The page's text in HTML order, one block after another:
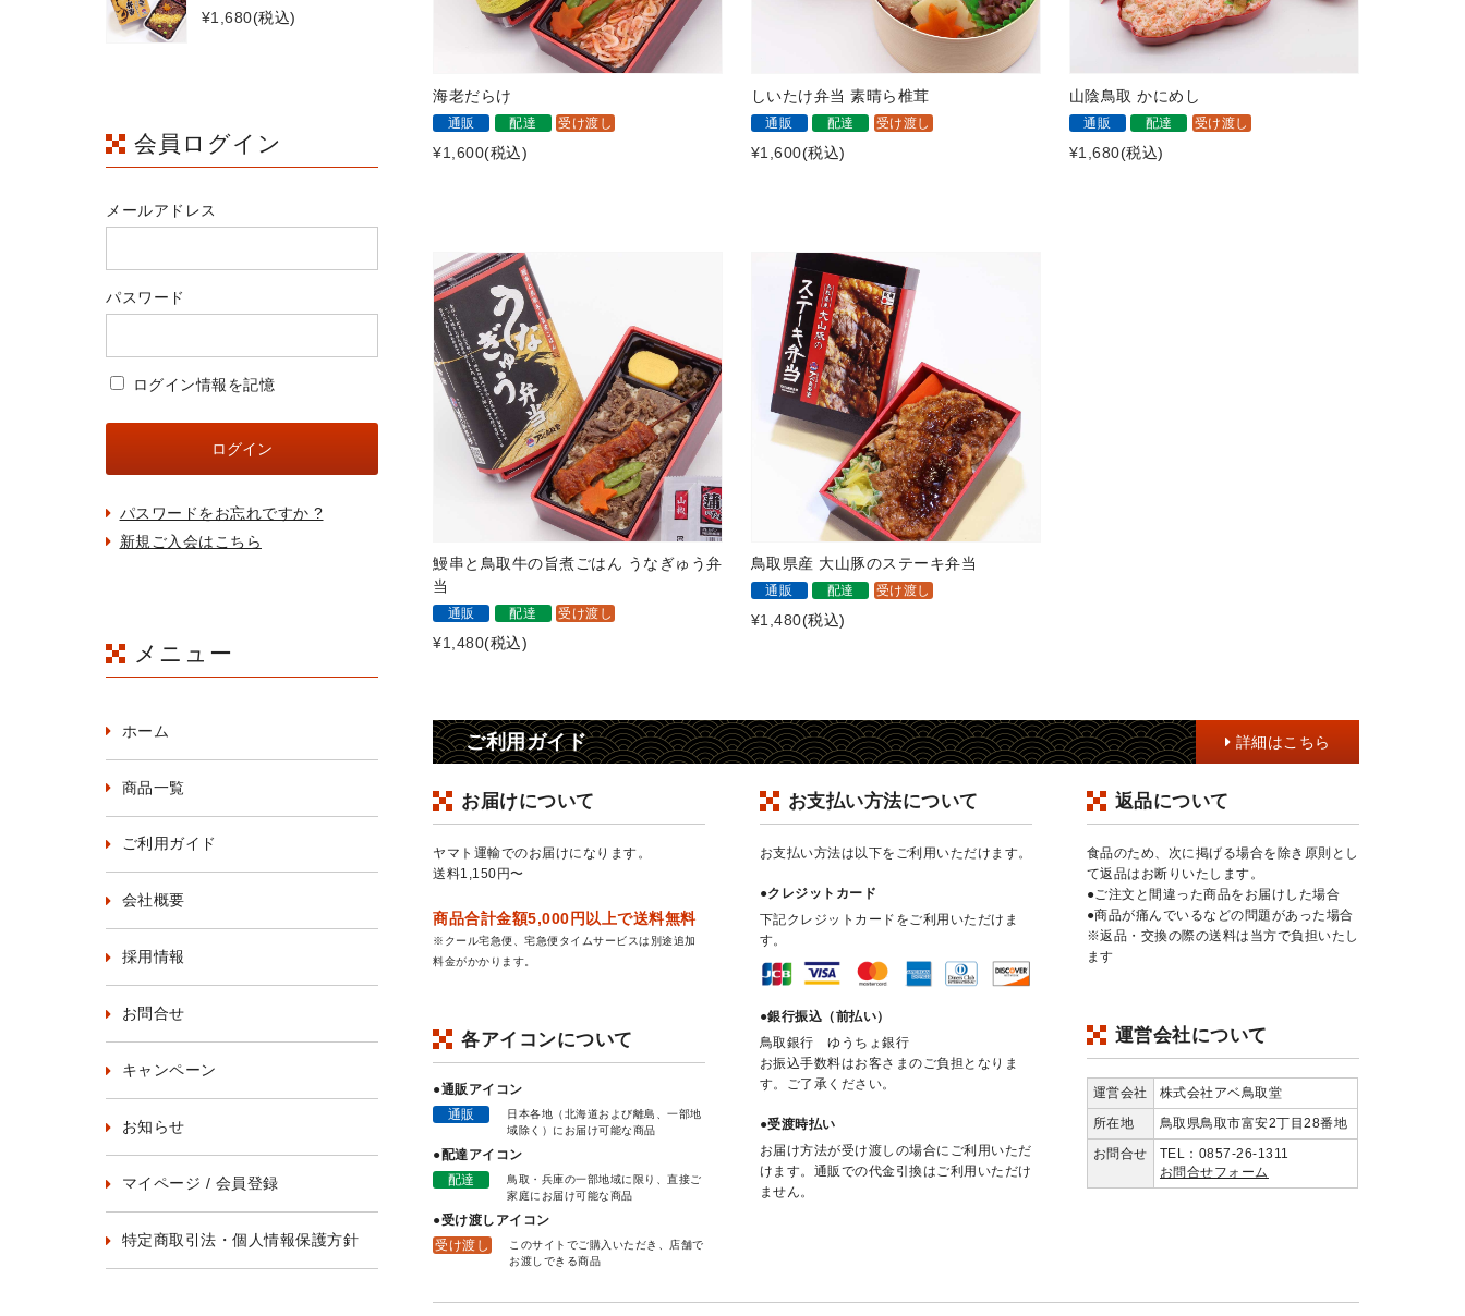
海老だらけ
通販 配達 受け渡し
¥1,600(税込)
しいたけ弁当 素晴ら椎茸
通販 配達 受け渡し
¥1,600(税込)
山陰鳥取 かにめし
通販 配達 受け渡し
¥1,680(税込)
鰻串と鳥取牛の旨煮ごはん うなぎゅう弁
当
通販 配達 受け渡し
¥1,480(税込)
鳥取県産 大山豚のステーキ弁当
通販 配達 受け渡し
¥1,480(税込)
ご利用ガイド 詳細はこちら
お届けについて
ヤマト運輸でのお届けになります。
送料1,150円〜
商品合計金額5,000円以上で送料無料
※クール宅急便、宅急便タイムサービスは別途追加
料金がかかります。
各アイコンについて
●通販アイコン
通販
日本各地（北海道および離島、一部地
域除く）にお届け可能な商品
●配達アイコン
配達
鳥取・兵庫の一部地域に限り、直接ご
家庭にお届け可能な商品
●受け渡しアイコン
受け渡し
このサイトでご購入いただき、店舗で
お渡しできる商品
お支払い方法について
お支払い方法は以下をご利用いただけます。
●クレジットカード
下記クレジットカードをご利用いただけま
す。
●銀行振込（前払い）
鳥取銀行 ゆうちょ銀行
お振込手数料はお客さまのご負担となりま
す。ご了承ください。
●受渡時払い
お届け方法が受け渡しの場合にご利用いただ
けます。通販での代金引換はご利用いただけ
ません。
返品について
食品のため、次に掲げる場合を除き原則とし
て返品はお断りいたします。
●ご注文と間違った商品をお届けした場合
●商品が痛んでいるなどの問題があった場合
※返品・交換の際の送料は当方で負担いたし
ます
運営会社について
運営会社
株式会社アベ鳥取堂
所在地
鳥取県鳥取市富安2丁目28番地
お問合せ
TEL：0857-26-1311
お問合せフォーム
¥1,680(税込)
会員ログイン
メールアドレス
パスワード
ログイン情報を記憶
パスワードをお忘れですか ?
新規ご入会はこちら
メニュー
ホーム
商品一覧
ご利用ガイド
会社概要
採用情報
お問合せ
キャンペーン
お知らせ
マイページ / 会員登録
特定商取引法・個人情報保護方針